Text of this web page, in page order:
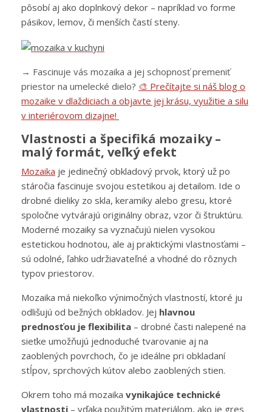
pôsobí aj ako doplnkový dekor – napríklad vo forme
pásikov, lemov, či menších častí steny.
→ Fascinuje vás mozaika a jej schopnosť premeniť
priestor na umelecké dielo? 🎨 Prečítajte si náš blog o
mozaike v dlaždiciach a objavte jej krásu, využitie a silu
v interiérovom dizajne!
Vlastnosti a špecifiká mozaiky –
malý formát, veľký efekt
Mozaika je jedinečný obkladový prvok, ktorý už po
stáročia fascinuje svojou estetikou aj detailom. Ide o
drobné dieliky zo skla, keramiky alebo gresu, ktoré
spoločne vytvárajú originálny obraz, vzor či štruktúru.
Moderné mozaiky sa vyznačujú nielen vysokou
estetickou hodnotou, ale aj praktickými vlastnosťami –
sú odolné, ľahko udržiavateľné a vhodné do rôznych
typov priestorov.
Mozaika má niekoľko výnimočných vlastností, ktoré ju
odlišujú od bežných obkladov. Jej hlavnou
prednosťou je flexibilita – drobné časti nalepené na
sieťke umožňujú jednoduché tvarovanie aj na
zaoblených povrchoch, čo je ideálne pri obkladaní
stĺpov, sprchových kútov alebo zaoblených stien.
Okrem toho má mozaika vynikajúce technické
vlastnosti – vďaka použitým materiálom, ako je gres